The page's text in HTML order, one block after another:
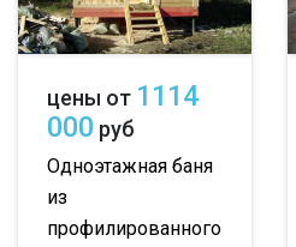
с беседкой
с навесом
цены от 1114
000 руб
Одноэтажная баня
из
профилированного